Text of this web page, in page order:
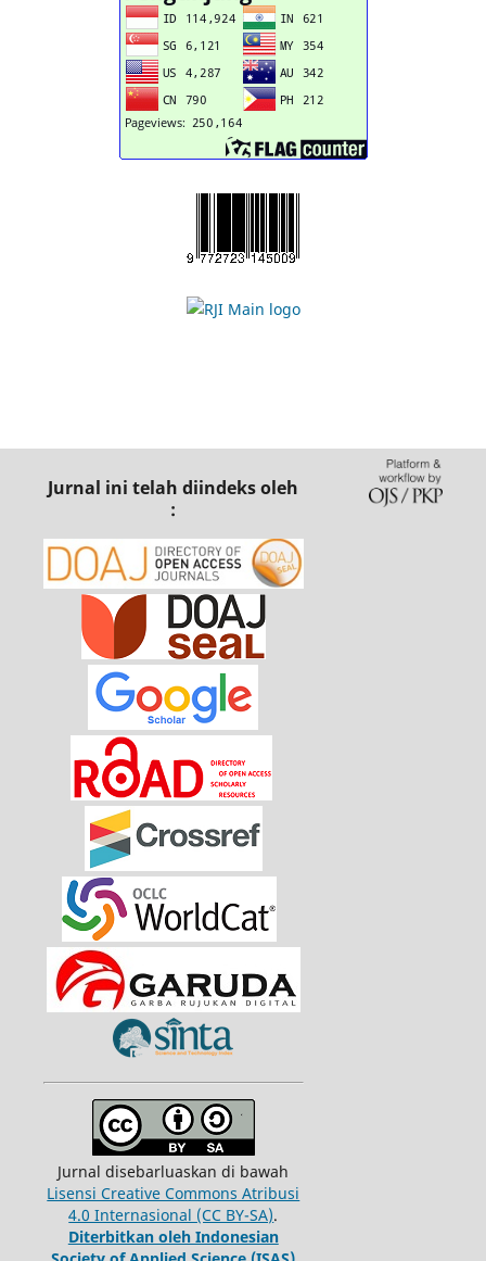
Jurnal ini telah diindeks oleh
:
Jurnal disebarluaskan di bawah
Lisensi Creative Commons Atribusi
4.0 Internasional (CC BY-SA).
Diterbitkan oleh Indonesian